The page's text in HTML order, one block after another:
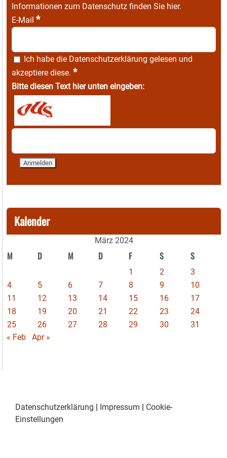
Informationen zum Datenschutz finden Sie hier.
E-Mail *
Ich habe die Datenschutzerklärung gelesen und
akzeptiere diese. *
Bitte diesen Text hier unten eingeben:
Kalender
März 2024
M D M D F S S
1 2
3
4
5 6 7 8 9
10
11
12 13 14 15 16
17
18
19 20 21 22 23
24
25
26 27 28 29 30
31
« Feb
Apr »
Datenschutzerklärung | Impressum | Cookie-
Einstellungen